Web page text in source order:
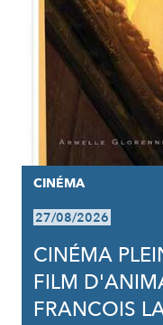
CINÉMA
27/08/2026
CINÉMA
FILM
FRANCOIS